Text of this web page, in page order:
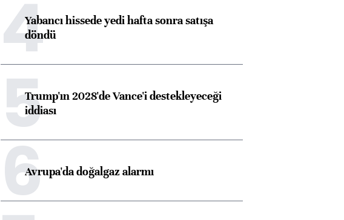
4Yabancı hissede yedi hafta sonra satışa
döndü
5Trump'ın 2028'de Vance'i destekleyeceği
iddiası
6Avrupa'da doğalgaz alarmı